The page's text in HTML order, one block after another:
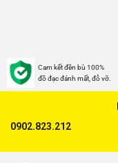
Cam kết đền bù 100%
đồ đạc đánh mất, đỗ vỡ.
0902.823.212